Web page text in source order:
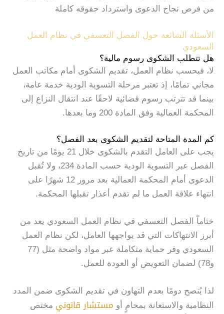
من فرص نجاح الدعوى واسترداد حقوقه كاملة
الأسئلة الشائعة حول الفصل التعسفي في نظام العمل
السعودي
هل تتطلب الشكوى رسوم مالية؟
لا، فبحسب نظام العمل، تقديم الشكوى أمام مكاتب العمل
مجاني تمامًا، إذ تعتبر مرحلة التسوية الودية خدمة عامة،
بينما قد تترتب رسوم قضائية لاحقًا عند انتقال النزاع إلى
المحكمة العمالية وفق المادة 200 وما بعدها.
كم المدة المتاحة لتقديم الشكوى بعد الفصل؟
يجب على العامل التقدم بالشكوى خلال 21 يومًا من تاريخ
الفصل عبر التسوية الودية حسب المادة 234، ولا تُقبل
الدعوى أمام المحكمة العمالية بعد مرور 12 شهرًا على
انتهاء علاقة العمل ما لم تقدم أعذار تقبلها المحكمة.
ختاماً الفصل التعسفي في نظام العمل السعودي يعد من
أبرز الانتهاكات التي قد يواجهها العامل، لكن نظام العمل
السعودي وفر حماية متكاملة عبر مواد واضحة مثل (77
و78) لضمان التعويض أو العودة للعمل.
لذا يُنصح دومًا بعدم التهاون في تقديم الشكوى ضمن المدد
النظامية والاستعانة بمحامٍ أو مستشار قانوني مختص